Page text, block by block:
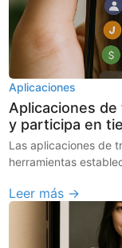
Aplicaciones
Aplicaciones
y participa en
Las aplicaciones de
herramientas
Leer más →